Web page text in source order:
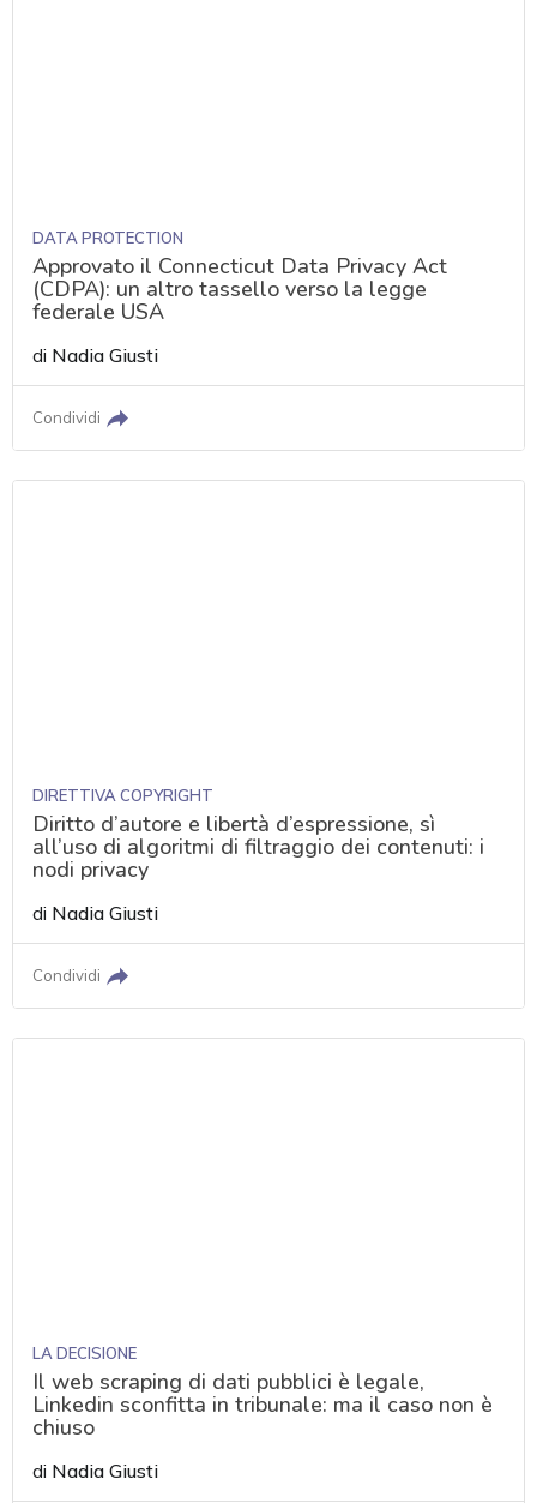
DATA PROTECTION
Approvato il Connecticut Data Privacy Act
(CDPA): un altro tassello verso la legge
federale USA
di Nadia Giusti
Condividi
DIRETTIVA COPYRIGHT
Diritto d’autore e libertà d’espressione, sì
all’uso di algoritmi di filtraggio dei contenuti: i
nodi privacy
di Nadia Giusti
Condividi
LA DECISIONE
Il web scraping di dati pubblici è legale,
Linkedin sconfitta in tribunale: ma il caso non è
chiuso
di Nadia Giusti